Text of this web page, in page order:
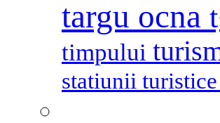
targu ocna
timpului
statiunii